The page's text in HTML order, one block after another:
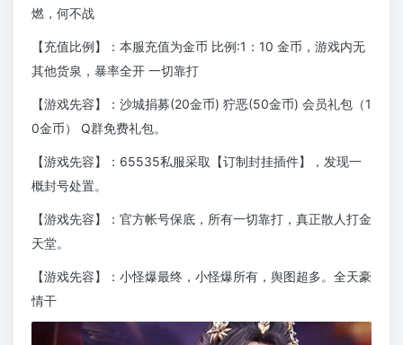
燃，何不战
【充值比例】：本服充值为金币 比例:1：10 金币，游戏内无
其他货泉，暴率全开 一切靠打
【游戏先容】：沙城捐募(20金币) 狞恶(50金币) 会员礼包（1
0金币） Q群免费礼包。
【游戏先容】：65535私服采取【订制封挂插件】，发现一
概封号处置。
【游戏先容】：官方帐号保底，所有一切靠打，真正散人打金
天堂。
【游戏先容】：小怪爆最终，小怪爆所有，舆图超多。全天豪
情干